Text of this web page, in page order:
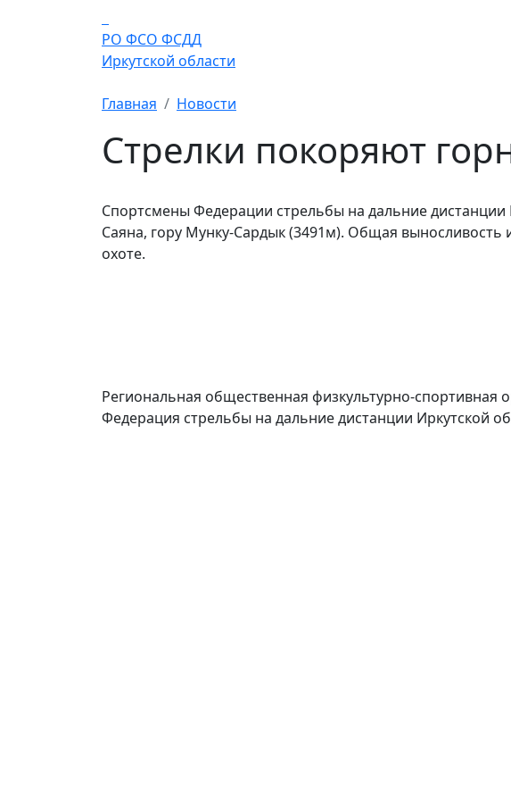
РО ФСО ФСДД
Иркутской области
Главная Новости
Стрелки покоряют
Спортсмены Федерации стрельбы на дальние
Саяна, гору Мунку-Сардык (3491м). Общая выносливость
охоте.
Региональная общественная физкультурно-спортивная
Федерация стрельбы на дальние дистанции Иркутской